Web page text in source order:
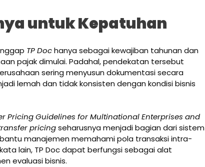
untuk Kepatuhan
TP Dochanya sebagai kewajiban tahunan dan
pajak dimulai. Padahal, pendekatan tersebut
sering menyusun dokumentasi secara
lemah dan tidak konsisten dengan kondisi bisnis
Pricing Guidelines for Multinational Enterprises and
pricingseharusnya menjadi bagian dari sistem
manajemen memahami pola transaksi intra-
lain, TP Doc dapat berfungsi sebagai alat
evaluasi bisnis.